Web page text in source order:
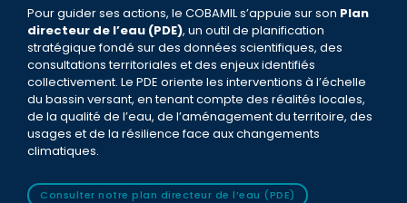
Pour guider ses actions, le COBAMIL s’appuie sur son Plan
directeur de l’eau (PDE), un outil de planification
stratégique fondé sur des données scientifiques, des
consultations territoriales et des enjeux identifiés
collectivement. Le PDE oriente les interventions à l’échelle
du bassin versant, en tenant compte des réalités locales,
de la qualité de l’eau, de l’aménagement du territoire, des
usages et de la résilience face aux changements
climatiques.
Consulter notre plan directeur de l’eau (PDE)